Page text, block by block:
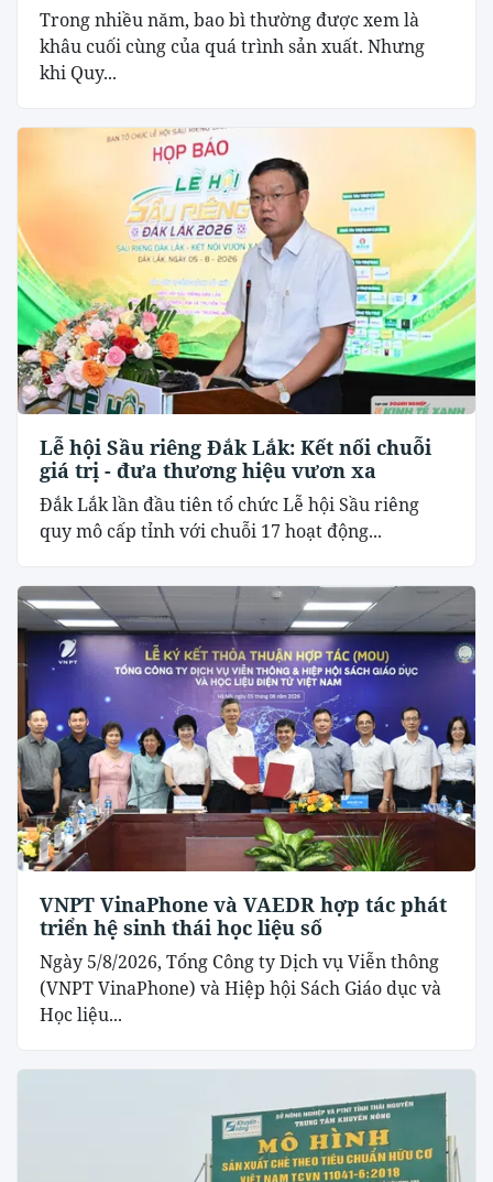
Trong nhiều năm, bao bì thường được xem là
khâu cuối cùng của quá trình sản xuất. Nhưng
khi Quy...
Lễ hội Sầu riêng Đắk Lắk: Kết nối chuỗi
giá trị - đưa thương hiệu vươn xa
Đắk Lắk lần đầu tiên tổ chức Lễ hội Sầu riêng
quy mô cấp tỉnh với chuỗi 17 hoạt động...
VNPT VinaPhone và VAEDR hợp tác phát
triển hệ sinh thái học liệu số
Ngày 5/8/2026, Tổng Công ty Dịch vụ Viễn thông
(VNPT VinaPhone) và Hiệp hội Sách Giáo dục và
Học liệu...